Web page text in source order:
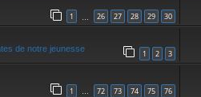
1 26 27 28 29 30
de notre jeunesse 1 2 3
1 72 73 74 75 76